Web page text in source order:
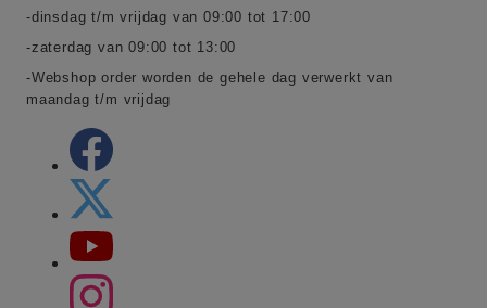
-dinsdag t/m vrijdag van 09:00 tot 17:00
-zaterdag van 09:00 tot 13:00
-Webshop order worden de gehele dag verwerkt van
maandag t/m vrijdag